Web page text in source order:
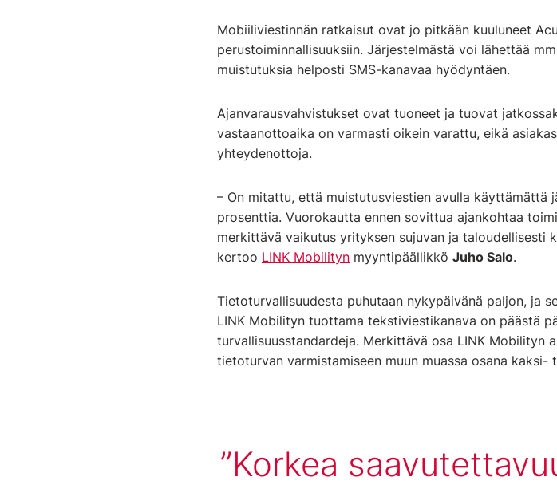
Mobiiliviestinnän ratkaisut ovat jo pitkään kuuluneet
perustoiminnallisuuksiin. Järjestelmästä voi lähettää
muistutuksia helposti SMS-kanavaa hyödyntäen.
Ajanvarausvahvistukset ovat tuoneet ja tuovat
vastaanottoaika on varmasti oikein varattu, eikä
yhteydenottoja.
– On mitattu, että muistutusviestien avulla käyttämättä
prosenttia. Vuorokautta ennen sovittua ajankohtaa
merkittävä vaikutus yrityksen sujuvan ja taloudellisesti
kertoo LINK Mobilityn myyntipäällikkö Juho Salo.
Tietoturvallisuudesta puhutaan nykypäivänä paljon, ja
LINK Mobilityn tuottama tekstiviestikanava on päästä
turvallisuusstandardeja. Merkittävä osa LINK Mobilityn
tietoturvan varmistamiseen muun muassa osana kaksi-
Korkea